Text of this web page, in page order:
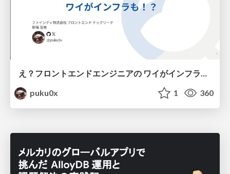
え？フロントエンドエンジニアの ワイがインフラも！？
puku0x
1 360